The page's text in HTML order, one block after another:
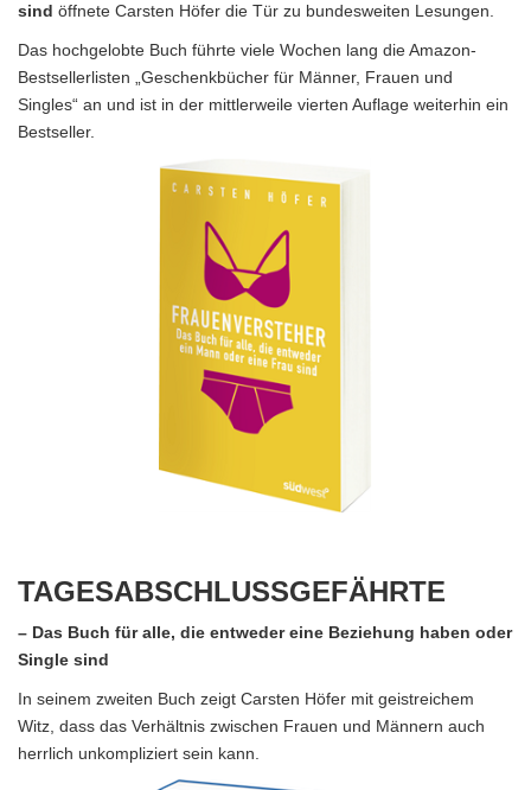
sind öffnete Carsten Höfer die Tür zu bundesweiten Lesungen.
Das hochgelobte Buch führte viele Wochen lang die Amazon-
Bestsellerlisten „Geschenkbücher für Männer, Frauen und
Singles“ an und ist in der mittlerweile vierten Auflage weiterhin ein
Bestseller.
TAGESABSCHLUSSGEFÄHRTE
– Das Buch für alle, die entweder eine Beziehung haben oder
Single sind
In seinem zweiten Buch zeigt Carsten Höfer mit geistreichem
Witz, dass das Verhältnis zwischen Frauen und Männern auch
herrlich unkompliziert sein kann.